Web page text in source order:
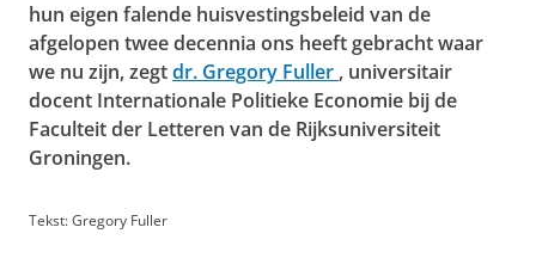
hun eigen falende huisvestingsbeleid van de
afgelopen twee decennia ons heeft gebracht waar
we nu zijn, zegtdr. Gregory Fuller , universitair
docent Internationale Politieke Economie bij de
Faculteit der Letteren van de Rijksuniversiteit
Groningen.
Tekst: Gregory Fuller